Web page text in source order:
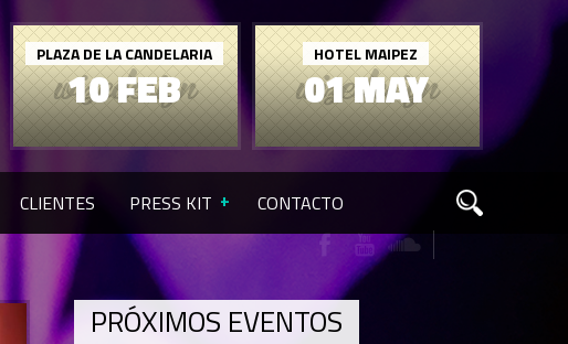
01 MAY
HOTEL MAIPEZ
10 FEB
PLAZA DE LA CANDELARIA
CLIENTES PRESS KIT CONTACTO
PRÓXIMOS EVENTOS